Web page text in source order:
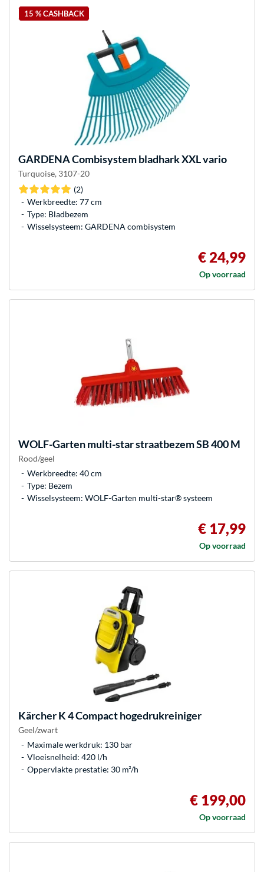
15 % CASHBACK
GARDENACombisystem bladhark XXL vario
Turquoise, 3107-20
(2)
Werkbreedte: 77 cm
Type: Bladbezem
Wisselsysteem: GARDENA combisystem
€ 24,99
Op voorraad
WOLF-Gartenmulti-star straatbezem SB 400 M
Rood/geel
Werkbreedte: 40 cm
Type: Bezem
Wisselsysteem: WOLF-Garten multi-star® systeem
€ 17,99
Op voorraad
KärcherK 4 Compact hogedrukreiniger
Geel/zwart
Maximale werkdruk: 130 bar
Vloeisnelheid: 420 l/h
Oppervlakte prestatie: 30 m²/h
€ 199,00
Op voorraad